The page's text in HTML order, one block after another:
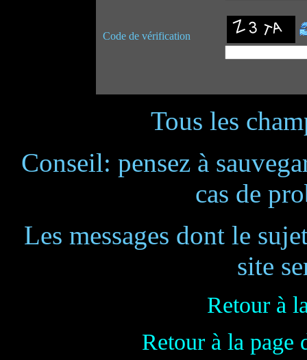
Code de vérification
Tous les
Conseil: pensez à
cas de
Les messages dont le
site
Retour à
Retour à la page